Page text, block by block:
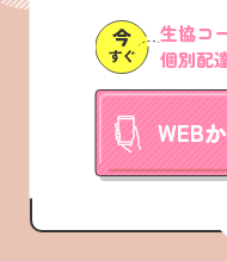
生協コ
個別配
WEB